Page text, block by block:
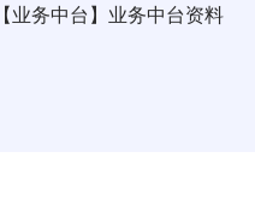
【业务中台】业务中台资料